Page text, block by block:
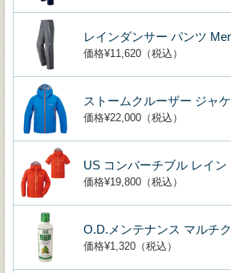
レインダンサー パンツ
価格¥11,620（税込）
ストームクルーザー ジャ
価格¥22,000（税込）
US コンバーチブル レイン
価格¥19,800（税込）
O.D.メンテナンス マルチ
価格¥1,320（税込）